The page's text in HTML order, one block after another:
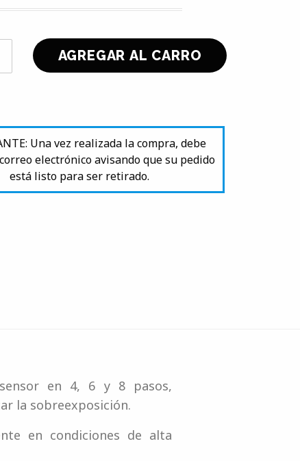
Una vez realizada la compra, debe
electrónico avisando que su pedido
está listo para ser retirado.
en 4, 6 y 8 pasos,
la sobreexposición.
en condiciones de alta